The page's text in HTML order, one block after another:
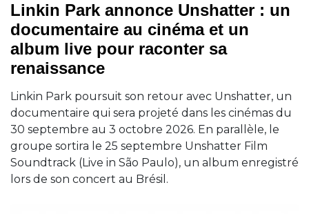
Linkin Park annonce Unshatter : un
documentaire au cinéma et un
album live pour raconter sa
renaissance
Linkin Park poursuit son retour avec Unshatter, un
documentaire qui sera projeté dans les cinémas du
30 septembre au 3 octobre 2026. En parallèle, le
groupe sortira le 25 septembre Unshatter Film
Soundtrack (Live in São Paulo), un album enregistré
lors de son concert au Brésil.